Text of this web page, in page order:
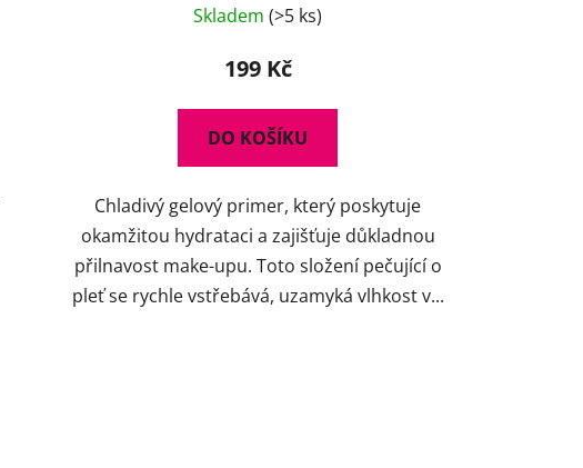
Skladem(>5 ks)
199 Kč
DO KOŠÍKU
Chladivý gelový primer, který poskytuje
okamžitou hydrataci a zajišťuje důkladnou
přilnavost make-upu. Toto složení pečující o
pleť se rychle vstřebává, uzamyká vlhkost v...